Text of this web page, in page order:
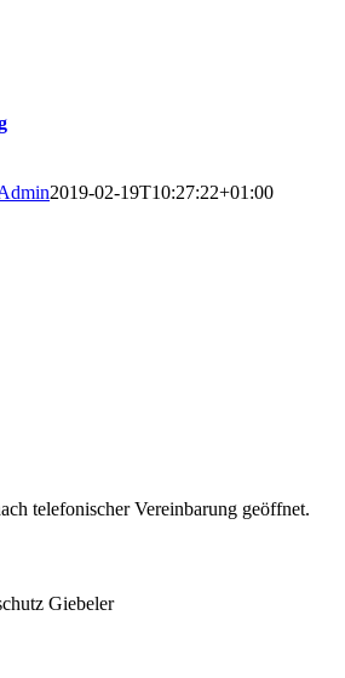
2019-02-19T10:27:22+01:00
telefonischer Vereinbarung geöffnet.
Giebeler